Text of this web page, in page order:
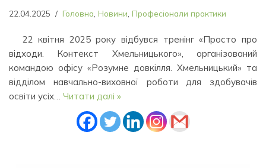
22.04.2025 Головна Новини Професіонали практики
22 квітня 2025 року відбувся тренінг «Просто про
відходи. Контекст Хмельницького», організований
командою офісу «Розумне довкілля. Хмельницький» та
відділом навчально-виховної роботи для здобувачів
освіти усіх… Читати далі »